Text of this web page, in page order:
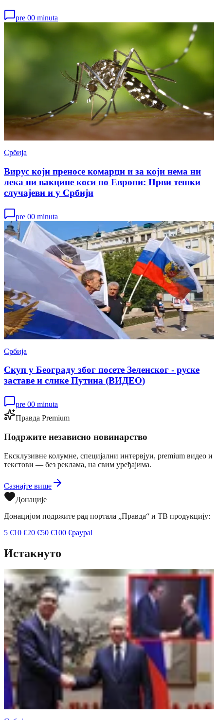
pre 00 minuta
Србија
Вирус који преносе комарци и за који нема ни
лека ни вакцине коси по Европи: Први тешки
случајеви и у Србији
pre 00 minuta
Србија
Скуп у Београду због посете Зеленског - руске
заставе и слике Путина (ВИДЕО)
pre 00 minuta
Правда Premium
Подржите независно новинарство
Ексклузивне колумне, специјални интервјуи, premium видео и
текстови — без реклама, на свим уређајима.
Сазнајте више
Донације
Донацијом подржите рад портала „Правда“ и ТВ продукцију:
5 €10 €20 €50 €100 €paypal
Истакнуто